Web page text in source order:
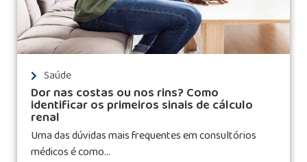
Saúde
Dor nas costas ou nos rins? Como
identificar os primeiros sinais de cálculo
renal
Uma das dúvidas mais frequentes em consultórios
médicos é como...